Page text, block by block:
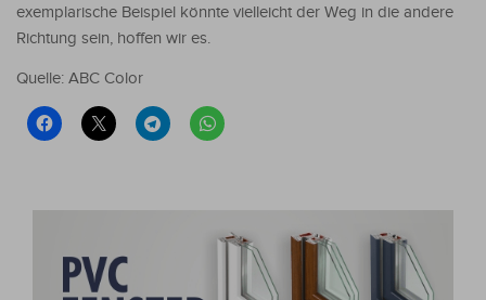
exemplarische Beispiel könnte vielleicht der Weg in die andere
Richtung sein, hoffen wir es.
Quelle: ABC Color